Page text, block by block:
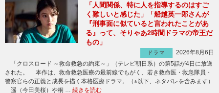
「人間関係、特に人を指導するのはすご
く難しいと感じた」「船越英一郎さんが
『刑事面に似ていると言われたことがあ
る』って、そりゃあ2時間ドラマの帝王だ
もの」
ドラマ
2026年8月6日
「クロスロード ～救命救急の約束～」（テレビ朝日系）の第5話が4日に放送
された。 本作は、救命救急医療の最前線でもがく、若き救命医・救急隊員・
警察官らの正義と成長を描く本格医療ドラマ。（※以下、ネタバレを含みます）
遥（今田美桜）や桐 … 続きを読む